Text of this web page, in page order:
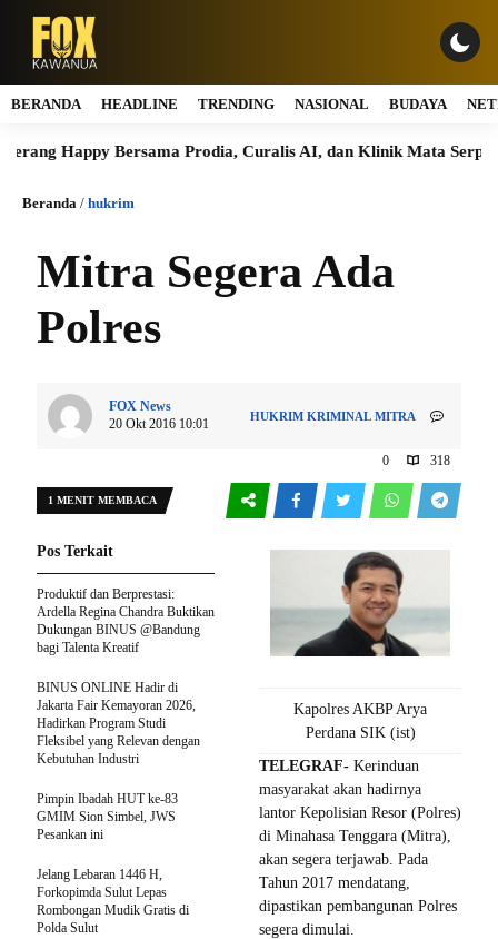
BERANDA HEADLINE TRENDING NASIONAL BUDAYA
Happy Bersama Prodia, Curalis AI, dan Klinik Mata Serpong
Beranda / hukrim
Mitra Segera Ada
Polres
FOX News
20 Okt 2016 10:01
HUKRIM KRIMINAL MITRA
0 318
1 MENIT MEMBACA
Kapolres AKBP Arya
Perdana SIK (ist)
TELEGRAF- Kerinduan
masyarakat akan hadirnya
lantor Kepolisian Re‎sor (Polres)
di Minahasa Tenggara (Mitra),
akan segera terjawab. Pada
Tahun 2017 mendatang,
dipastikan pembangunan Polres
segera dimulai.
Pos Terkait
Produktif dan Berprestasi:
Ardella Regina Chandra Buktikan
Dukungan BINUS @Bandung
bagi Talenta Kreatif
BINUS ONLINE Hadir di
Jakarta Fair Kemayoran 2026,
Hadirkan Program Studi
Fleksibel yang Relevan dengan
Kebutuhan Industri
Pimpin Ibadah HUT ke-83
GMIM Sion Simbel, JWS
Pesankan ini
Jelang Lebaran 1446 H,
Forkopimda Sulut Lepas
Rombongan Mudik Gratis di
Polda Sulut